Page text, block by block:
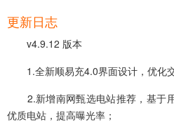
更新日志
v4.9.12 版本
1.全新顺易充4.0界面设计，优化交
2.新增南网甄选电站推荐，基于
优质电站，提高曝光率；